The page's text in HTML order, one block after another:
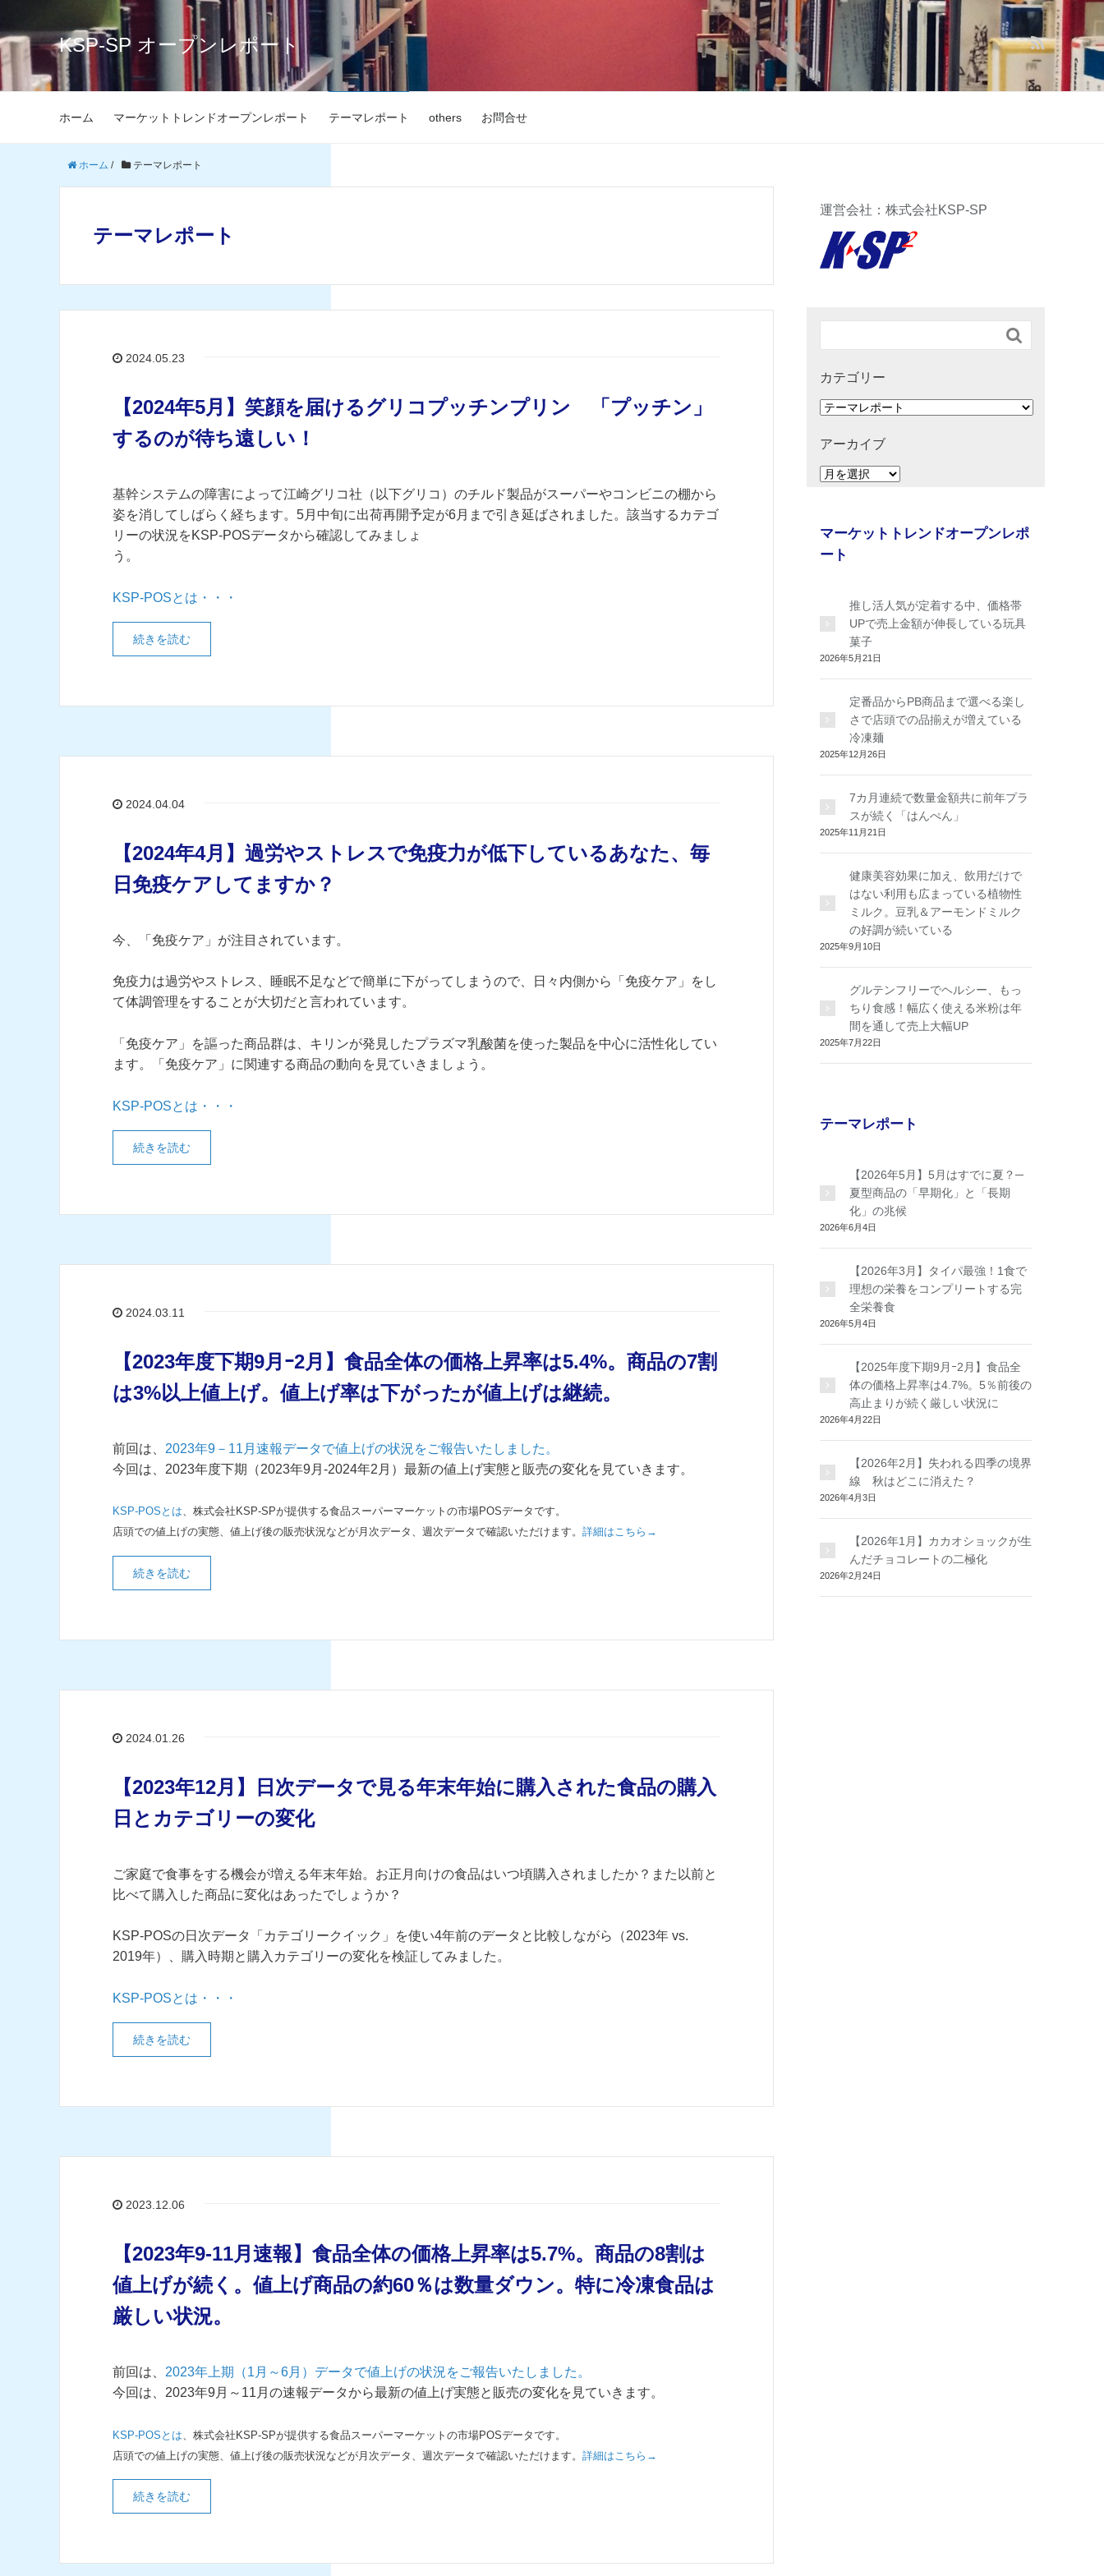
KSP-SP オープンレポート
ホーム マーケットトレンドオープンレポート テーマレポート others お問合せ
ホーム / テーマレポート
テーマレポート
2024.05.23
【2024年5月】笑顔を届けるグリコプッチンプリン 「プッチン」
するのが待ち遠しい！
基幹システムの障害によって江崎グリコ社（以下グリコ）のチルド製品がスーパーやコンビニの棚から
姿を消してしばらく経ちます。5月中旬に出荷再開予定が6月まで引き延ばされました。該当するカテゴ
リーの状況をKSP-POSデータから確認してみましょ
う。
KSP-POSとは・・・
続きを読む
2024.04.04
【2024年4月】過労やストレスで免疫力が低下しているあなた、毎
日免疫ケアしてますか？
今、「免疫ケア」が注目されています。
免疫力は過労やストレス、睡眠不足などで簡単に下がってしまうので、日々内側から「免疫ケア」をし
て体調管理をすることが大切だと言われています。
「免疫ケア」を謳った商品群は、キリンが発見したプラズマ乳酸菌を使った製品を中心に活性化してい
ます。「免疫ケア」に関連する商品の動向を見ていきましょう。
KSP-POSとは・・・
続きを読む
2024.03.11
【2023年度下期9月ｰ2月】食品全体の価格上昇率は5.4%。商品の7割
は3%以上値上げ。値上げ率は下がったが値上げは継続。
前回は、 2023年9－11月速報データで値上げの状況をご報告いたしました。
今回は、2023年度下期（2023年9月-2024年2月）最新の値上げ実態と販売の変化を見ていきます。
KSP-POSとは、株式会社KSP-SPが提供する食品スーパーマーケットの市場POSデータです。
店頭での値上げの実態、値上げ後の販売状況などが月次データ、週次データで確認いただけます。 詳細はこちら→
続きを読む
2024.01.26
【2023年12月】日次データで見る年末年始に購入された食品の購入
日とカテゴリーの変化
ご家庭で食事をする機会が増える年末年始。お正月向けの食品はいつ頃購入されましたか？また以前と
比べて購入した商品に変化はあったでしょうか？
KSP-POSの日次データ「カテゴリークイック」を使い4年前のデータと比較しながら（2023年 vs.
2019年）、購入時期と購入カテゴリーの変化を検証してみました。
KSP-POSとは・・・
続きを読む
2023.12.06
【2023年9-11月速報】食品全体の価格上昇率は5.7%。商品の8割は
値上げが続く。値上げ商品の約60％は数量ダウン。特に冷凍食品は
厳しい状況。
前回は、 2023年上期（1月～6月）データで値上げの状況をご報告いたしました。
今回は、2023年9月～11月の速報データから最新の値上げ実態と販売の変化を見ていきます。
KSP-POSとは 、株式会社KSP-SPが提供する食品スーパーマーケットの市場POSデータです。
店頭での値上げの実態、値上げ後の販売状況などが月次データ、週次データで確認いただけます。 詳細はこちら→
続きを読む
運営会社：株式会社KSP-SP

カテゴリー
カ
ゴ
ー
アーカイブ
ア
イ
マーケットトレンドオープンレポ
ート
推し活人気が定着する中、価格帯
UPで売上金額が伸長している玩具
菓子
2026年5月21日
定番品からPB商品まで選べる楽し
さで店頭での品揃えが増えている
冷凍麺
2025年12月26日
7カ月連続で数量金額共に前年プラ
スが続く「はんぺん」
2025年11月21日
健康美容効果に加え、飲用だけで
はない利用も広まっている植物性
ミルク。豆乳＆アーモンドミルク
の好調が続いている
2025年9月10日
グルテンフリーでヘルシー、もっ
ちり食感！幅広く使える米粉は年
間を通して売上大幅UP
2025年7月22日
テーマレポート
【2026年5月】5月はすでに夏？─
夏型商品の「早期化」と「長期
化」の兆候
2026年6月4日
【2026年3月】タイパ最強！1食で
理想の栄養をコンプリートする完
全栄養食
2026年5月4日
【2025年度下期9月ｰ2月】食品全
体の価格上昇率は4.7%。5％前後の
高止まりが続く厳しい状況に
2026年4月22日
【2026年2月】失われる四季の境界
線 秋はどこに消えた？
2026年4月3日
【2026年1月】カカオショックが生
んだチョコレートの二極化
2026年2月24日